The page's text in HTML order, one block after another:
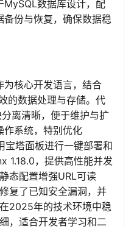
MySQL数据库设计，配
备份与恢复，确保数据稳
为核心开发语言，结合
的数据处理与存储。代
离清晰，便于维护与扩
作系统，特别优化
宝塔面板进行一键部署和
1.18.0，提供高性能并发
态配置增强URL可读
复了已知安全漏洞，并
2025年的技术环境中稳
，适合开发者学习和二